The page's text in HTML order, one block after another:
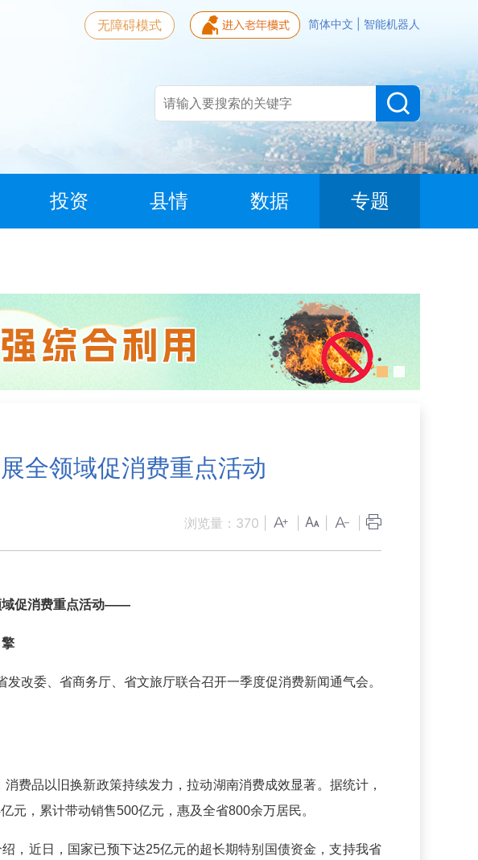
简体中文 智能机器人
无障碍模式
投资 县情 数据 专题
全领域促消费重点活动
浏览量： 370
域促消费重点活动——
委、省商务厅、省文旅厅联合召开一季度促消费新闻通气会。
费品以旧换新政策持续发力，拉动湖南消费成效显著。据统计，
元，累计带动销售500亿元，惠及全省800余万居民。
，近日，国家已预下达25亿元的超长期特别国债资金，支持我省